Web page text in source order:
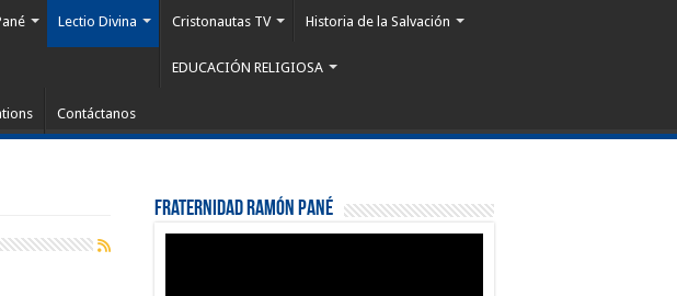
Lectio Divina Cristonautas TV Historia de la Salvación
EDUCACIÓN RELIGIOSA
Contáctanos
Fraternidad Ramón Pané